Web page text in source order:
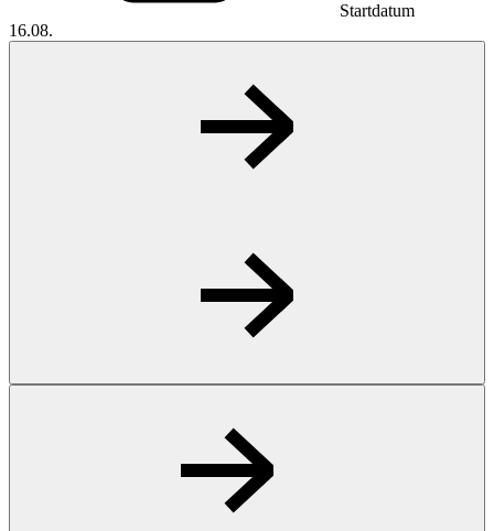
Startdatum
16.08.